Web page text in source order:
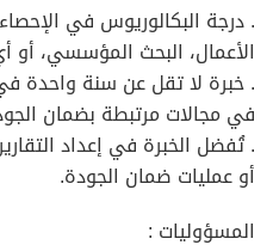
. درجة البكالوريوس في
الأعمال، البحث المؤسسي،
. خبرة لا تقل عن سنة واحدة
في مجالات مرتبطة بضمان
. تُفضل الخبرة في إعداد
أو عمليات ضمان الجودة.
المسؤوليات :